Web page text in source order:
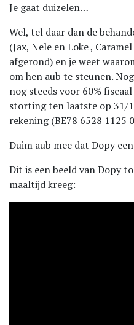
Je gaat duizelen…
Wel, tel daar dan de
(Jax, Nele en Loke ,
afgerond) en je weet
om hen aub te steunen.
nog steeds voor 60%
storting ten laatste op 31/
rekening (BE78 6528 1125
Duim aub mee dat Dopy
Dit is een beeld van Dopy
maaltijd kreeg: